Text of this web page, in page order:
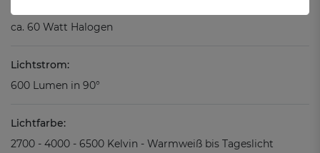
ca. 60 Watt Halogen
Lichtstrom:
600 Lumen in 90°
Lichtfarbe:
2700 - 4000 - 6500 Kelvin - Warmweiß bis Tageslicht